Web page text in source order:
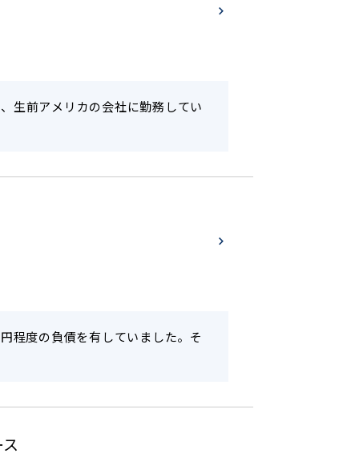
生前アメリカの会社に勤務してい
程度の負債を有していました。そ